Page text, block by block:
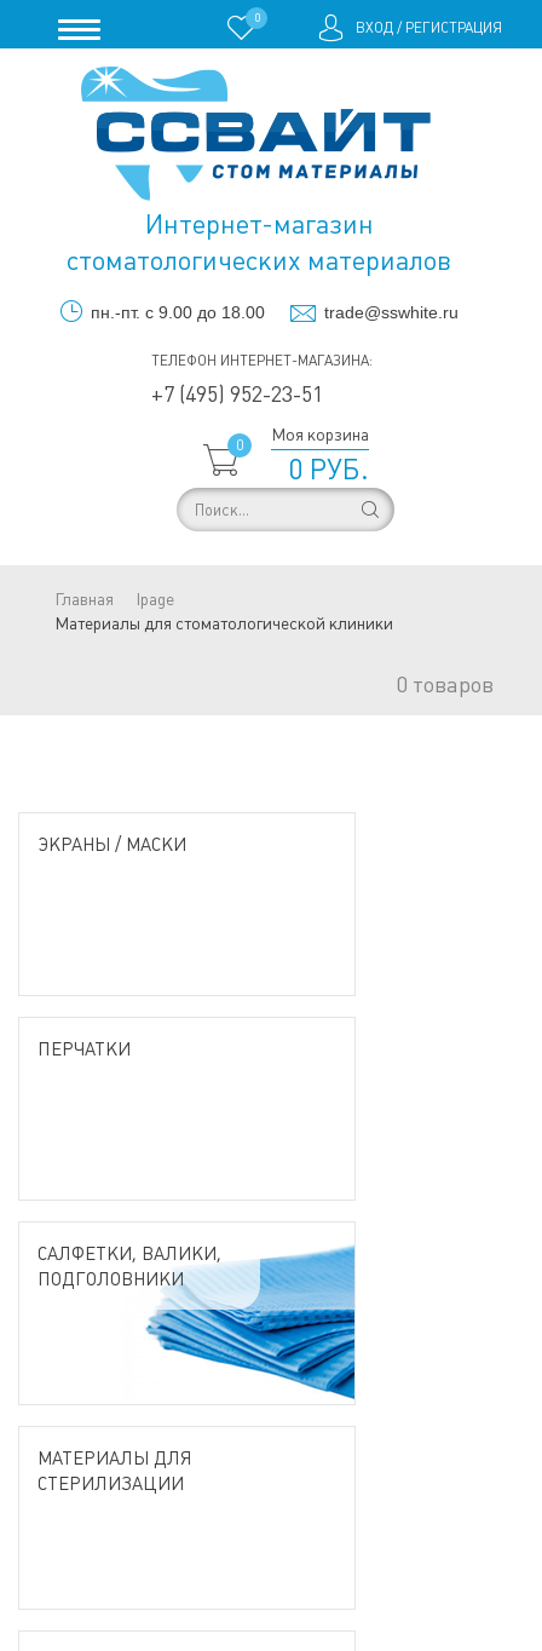
0
ВХОД/ РЕГИСТРАЦИЯ
Интернет-магазин
стоматологических материалов
пн.-пт. с 9.00 до 18.00 trade@sswhite.ru
ТЕЛЕФОН ИНТЕРНЕТ-МАГАЗИНА:
+7 (495) 952-23-51
0
Моя корзина
0 РУБ.
Главная
lpage
Материалы для стоматологической клиники
0 товаров
ЭКРАНЫ / МАСКИ
ПЕРЧАТКИ
САЛФЕТКИ, ВАЛИКИ,
ПОДГОЛОВНИКИ
МАТЕРИАЛЫ ДЛЯ
СТЕРИЛИЗАЦИИ